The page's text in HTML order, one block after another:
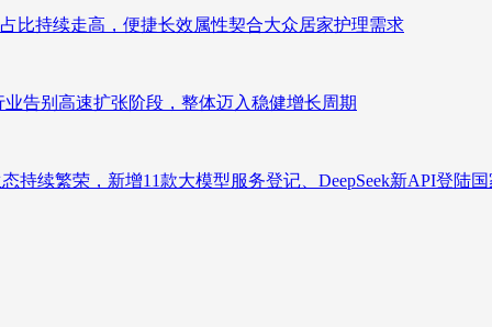
比持续走高，便捷长效属性契合大众居家护理需求
告别高速扩张阶段，整体迈入稳健增长周期
续繁荣，新增11款大模型服务登记、DeepSeek新API登陆